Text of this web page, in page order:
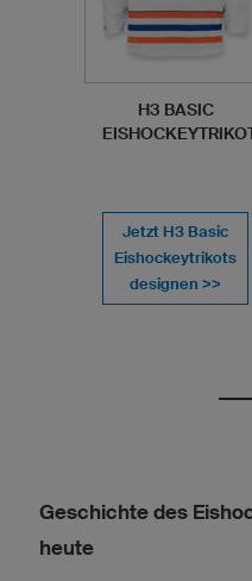
H3 BASIC
Jetzt H3 Basic
Eishockeytrikots
designen >>
Geschichte des
heute